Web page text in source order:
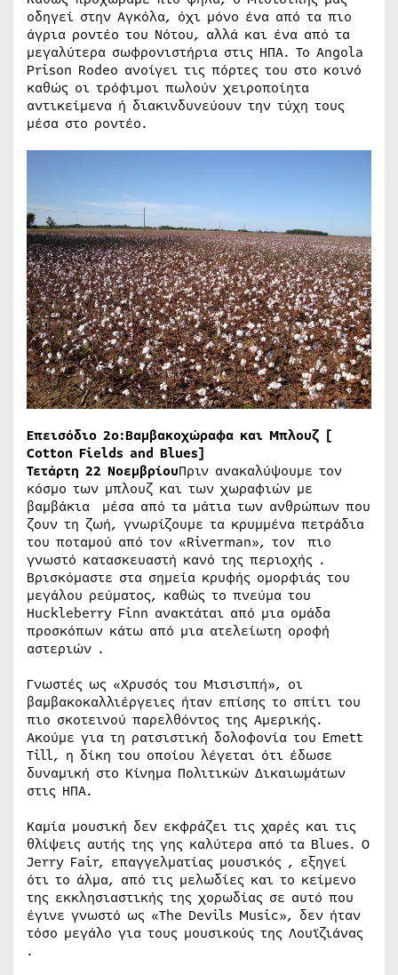
οδηγεί στην Αγκόλα, όχι μόνο ένα από τα πιο
άγρια ​​ροντέο του Νότου, αλλά και ένα από τα
μεγαλύτερα σωφρονιστήρια στις ΗΠΑ. Το Angola
Prison Rodeo ανοίγει τις πόρτες του στο κοινό
καθώς οι τρόφιμοι πωλούν χειροποίητα
αντικείμενα ή διακινδυνεύουν την τύχη τους
μέσα στο ροντέο.
Επεισόδιο 2ο:Βαμβακοχώραφα και Μπλουζ [
Cotton Fields and Blues]
Τετάρτη 22 ΝοεμβρίουΠριν ανακαλύψουμε τον
κόσμο των μπλουζ και των χωραφιών με
βαμβάκια μέσα από τα μάτια των ανθρώπων που
ζουν τη ζωή, γνωρίζουμε τα κρυμμένα πετράδια
του ποταμού από τον «Riverman», τον πιο
γνωστό κατασκευαστή κανό της περιοχής .
Βρισκόμαστε στα σημεία κρυφής ομορφιάς του
μεγάλου ρεύματος, καθώς το πνεύμα του
Huckleberry Finn ανακτάται από μια ομάδα
προσκόπων κάτω από μια ατελείωτη οροφή
αστεριών .
Γνωστές ως «Χρυσός του Μισισιπή», οι
βαμβακοκαλλιέργειες ήταν επίσης το σπίτι του
πιο σκοτεινού παρελθόντος της Αμερικής.
Ακούμε για τη ρατσιστική δολοφονία του Emett
Till, η δίκη του οποίου λέγεται ότι έδωσε
δυναμική στο Κίνημα Πολιτικών Δικαιωμάτων
στις ΗΠΑ.
Καμία μουσική δεν εκφράζει τις χαρές και τις
θλίψεις αυτής της γης καλύτερα από τα Blues. Ο
Jerry Fair, επαγγελματίας μουσικός , εξηγεί
ότι το άλμα, από τις μελωδίες και το κείμενο
της εκκλησιαστικής της χορωδίας σε αυτό που
έγινε γνωστό ως «The Devils Music», δεν ήταν
τόσο μεγάλο για τους μουσικούς της Λουϊζιάνας
.